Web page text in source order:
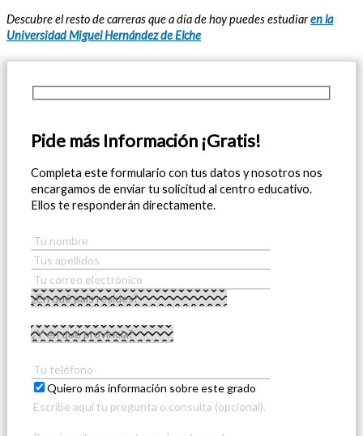
Descubre el resto de carreras que a día de hoy puedes estudiaren la
Universidad Miguel Hernández de Elche
Pide más Información ¡Gratis!
Completa este formulario con tus datos y nosotros nos
encargamos de enviar tu solicitud al centro educativo.
Ellos te responderán directamente.
Quiero más información sobre este grado